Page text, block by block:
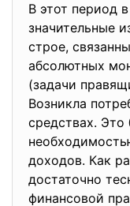
В этот период
значительные
строе,
абсолютных
(задачи
Возникла
средствах.
доходов. Как
достаточно
финансовой